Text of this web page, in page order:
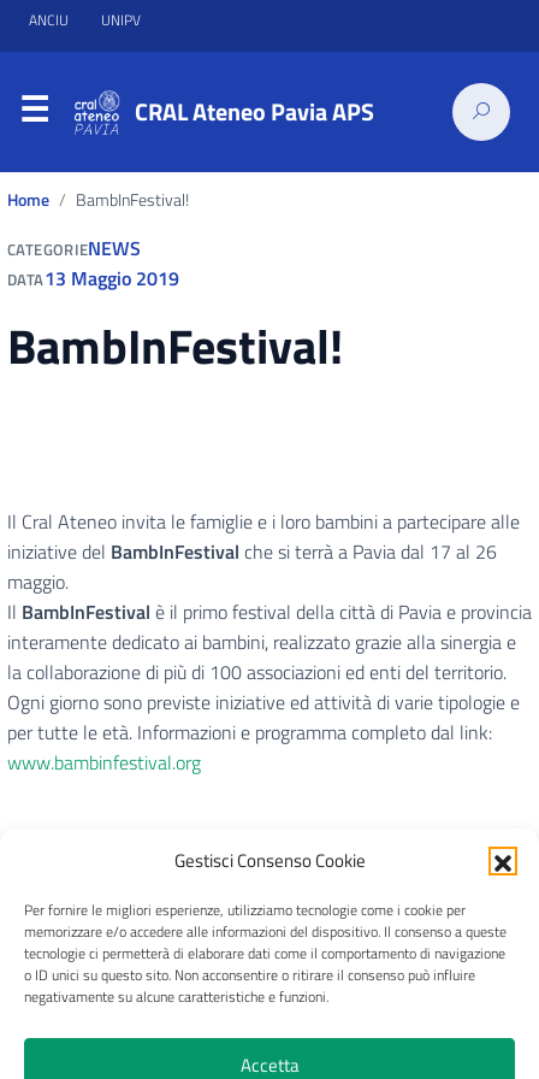
Gestisci Consenso Cookie
Per fornire le migliori esperienze, utilizziamo tecnologie come i cookie per
memorizzare e/o accedere alle informazioni del dispositivo. Il consenso a queste
tecnologie ci permetterà di elaborare dati come il comportamento di navigazione
o ID unici su questo sito. Non acconsentire o ritirare il consenso può influire
negativamente su alcune caratteristiche e funzioni.
Accetta
ANCIU UNIPV
CRAL Ateneo Pavia APS
Home BambInFestival!
CATEGORIENEWS
DATA13 Maggio 2019
BambInFestival!
Il Cral Ateneo invita le famiglie e i loro bambini a partecipare alle
iniziative del BambInFestival che si terrà a Pavia dal 17 al 26
maggio.
Il BambInFestival è il primo festival della città di Pavia e provincia
interamente dedicato ai bambini, realizzato grazie alla sinergia e
la collaborazione di più di 100 associazioni ed enti del territorio.
Ogni giorno sono previste iniziative ed attività di varie tipologie e
per tutte le età. Informazioni e programma completo dal link:
www.bambinfestival.org
CRAL Ateneo Pavia APS
Privacy Trasparenza Pagamenti e fatture